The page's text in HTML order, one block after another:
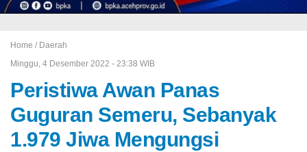
Home / Daerah
Minggu, 4 Desember 2022 - 23:38 WIB
Peristiwa Awan Panas
Guguran Semeru, Sebanyak
1.979 Jiwa Mengungsi